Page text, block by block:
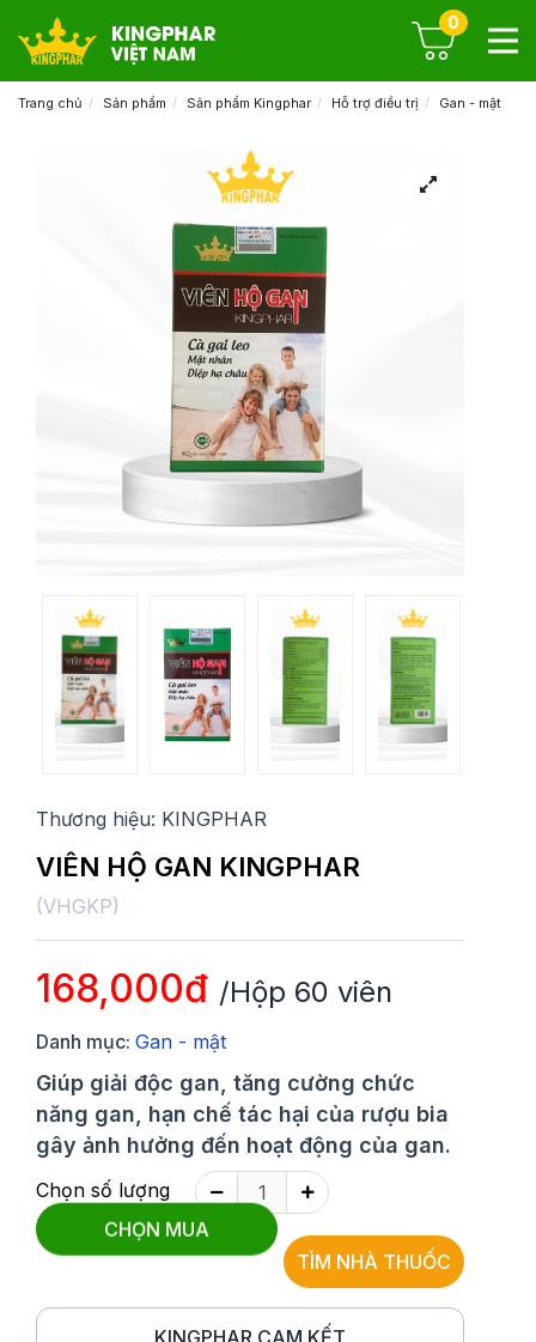
0
Trang chủ Sản phẩm Sản phẩm Kingphar Hỗ trợ điều trị Gan - mật
Thương hiệu: KINGPHAR
VIÊN HỘ GAN KINGPHAR
(VHGKP)
168,000đ /Hộp 60 viên
Danh mục: Gan - mật
Giúp giải độc gan, tăng cường chức
năng gan, hạn chế tác hại của rượu bia
gây ảnh hưởng đến hoạt động của gan.
Chọn số lượng
CHỌN MUA TÌM NHÀ THUỐC